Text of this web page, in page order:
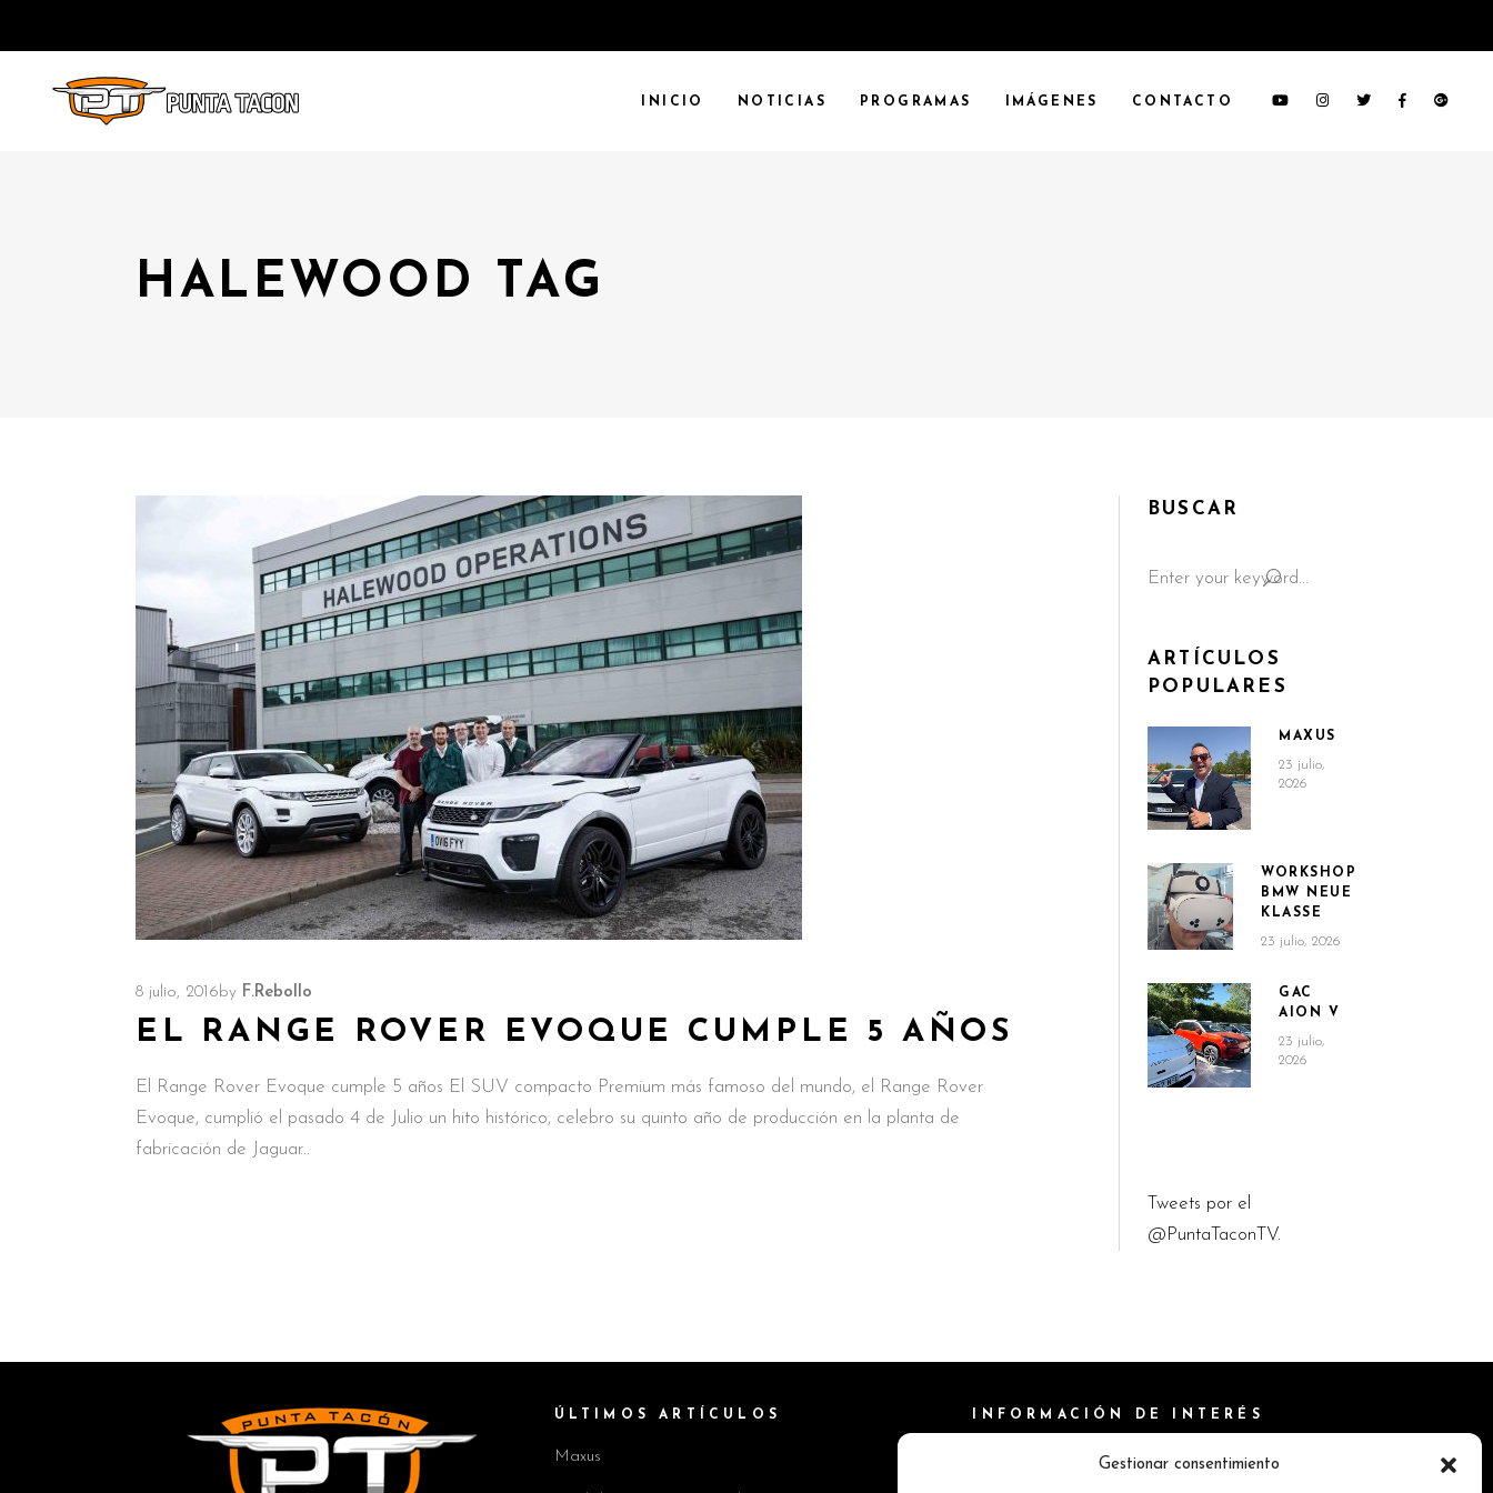
Gestionar consentimiento
INICIO NOTICIAS PROGRAMAS IMÁGENES CONTACTO
HALEWOOD TAG
8 julio, 2016by F.Rebollo
EL RANGE ROVER EVOQUE CUMPLE 5 AÑOS
El Range Rover Evoque cumple 5 años El SUV compacto Premium más famoso del mundo, el Range Rover
Evoque, cumplió el pasado 4 de Julio un hito histórico, celebro su quinto año de producción en la planta de
fabricación de Jaguar
BUSCAR
for:
ARTÍCULOS
POPULARES
MAXUS
23 julio,
2026
WORKSHOP
BMW NEUE
KLASSE
23 julio, 2026
GAC
AION V
23 julio,
2026
Tweets por el
@PuntaTaconTV.
ÚLTIMOS ARTÍCULOS
Maxus
INFORMACIÓN DE INTERÉS
Política de Cookies